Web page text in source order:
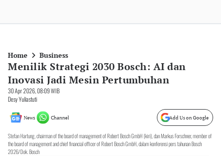
Home Business
Menilik Strategi 2030 Bosch: AI dan
Inovasi Jadi Mesin Pertumbuhan
30 Apr 2026, 08:09 WIB
Desy Yuliastuti
News Channel Add Us on Google
Stefan Hartung, chairman of the board of management of Robert Bosch GmbH (kiri), dan Markus Forschner, member of
the board of management and chief financial officer of Robert Bosch GmbH, dalam konferensi pers tahunan Bosch
2026/Dok. Bosch